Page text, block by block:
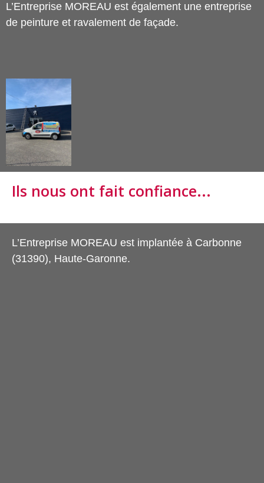
L’Entreprise MOREAU est également une entreprise
de peinture et ravalement de façade.
Ils nous ont fait confiance...
L’Entreprise MOREAU est implantée à Carbonne
(31390), Haute-Garonne.